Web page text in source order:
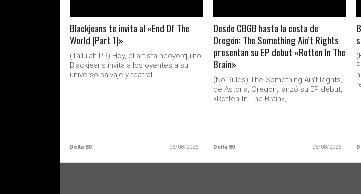
Blackjeans te invita al «End Of The
World (Part 1)»
(Tallulah PR) Hoy, el artista neoyorquino
Blackjeans invita a los oyentes a su
universo salvaje y teatral...
Delta 80 06/08/2026
Desde CBGB hasta la costa de
Oregón: The Something Ain’t Rights
presentan su EP debut «Rotten In The
Brain»
(No Rules) The Something Ain’t Rights,
de Astoria, Oregón, lanzó su EP debut,
«Rotten In The Brain»,...
Delta 80 05/08/2026